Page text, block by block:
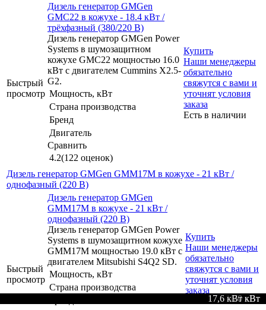
Быстрый
просмотр
Дизель генератор GMGen
GMC22 в кожухе - 18.4 кВт /
трёхфазный (380/220 В)
Дизель генератор GMGen Power
Systems в шумозащитном
кожухе GMC22 мощностью 16.0
кВт с двигателем Cummins X2.5-
G2.
Мощность, кВт
Страна производства
Бренд
Двигатель
Сравнить
4.2(122 оценок)
Купить
Наши менеджеры
обязательно
свяжутся с вами и
уточнят условия
заказа
Есть в наличии
Дизель генератор GMGen GMM17M в кожухе - 21 кВт /
однофазный (220 В)
Быстрый
просмотр
Дизель генератор GMGen
GMM17M в кожухе - 21 кВт /
однофазный (220 В)
Дизель генератор GMGen Power
Systems в шумозащитном кожухе
GMM17M мощностью 19.0 кВт с
двигателем Mitsubishi S4Q2 SD.
Мощность, кВт
Страна производства
Купить
Наши менеджеры
обязательно
свяжутся с вами и
уточнят условия
заказа
Есть в наличии
53 кВт
158 кВт
176 кВт
53 кВт
70 кВт
26 кВт
70 кВт
70 кВт
53 кВт
484 кВт
26 кВт
104 кВт
35 кВт
10.4 кВт
9.2 кВт
12.8 кВт
21 кВт
10.4 кВт
9.2 кВт
9 кВт
26 кВт
9.2 кВт
6 кВт
10.4 кВт
35 кВт
5.8 кВт
13.0 кВт
10.3 кВт
5 кВт
10.4 кВт
5.8 кВт
9.2 кВт
53 кВт
53 кВт
17.6 кВт
10.4 кВт
120 кВт
21 кВт
5.8 кВт
10,4 кВт
17.6 кВт
26 кВт
10.3 кВт
5.8 кВт
8.8 кВт
9.2 кВт
13.0 кВт
35 кВт
26 кВт
5.0 кВт
кВт
21 кВт
5.8 кВт
12.8 кВт
9.2 кВт
11.0 кВт
16.0 кВт
70 кВт
17,6 кВт кВт